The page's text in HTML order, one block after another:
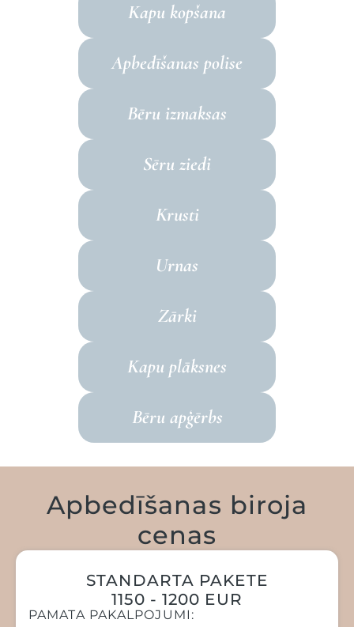
Kapu kopšana
Apbedīšanas polise
Bēru izmaksas
Sēru ziedi
Krusti
Urnas
Zārki
Kapu plāksnes
Bēru apģērbs
Apbedīšanas biroja
cenas
STANDARTA PAKETE
1150 - 1200 EUR
PAMATA PAKALPOJUMI: